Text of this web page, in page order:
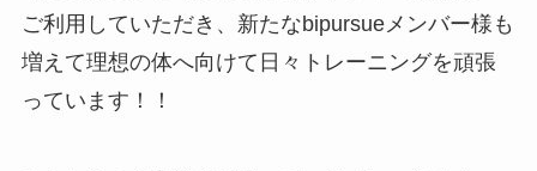
ご利用していただき、新たなbipursueメンバー様も
増えて理想の体へ向けて日々トレーニングを頑張
っています！！